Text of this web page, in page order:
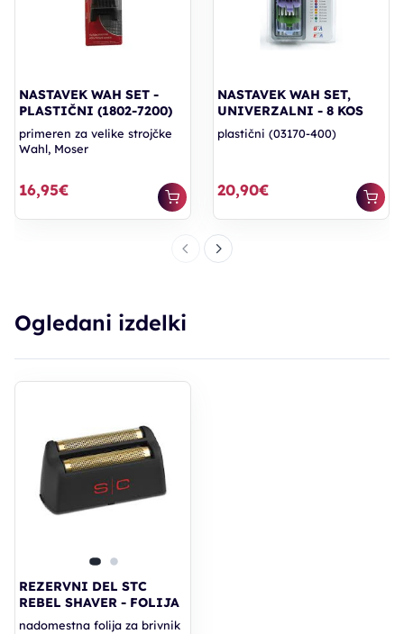
NASTAVEK WAH SET -
PLASTIČNI (1802-7200)
primeren za velike strojčke
Wahl, Moser
16,95€
NASTAVEK WAH SET,
UNIVERZALNI - 8 KOS
plastični (03170-400)
20,90€
Ogledani izdelki
REZERVNI DEL STC
REBEL SHAVER - FOLIJA
nadomestna folija za brivnik